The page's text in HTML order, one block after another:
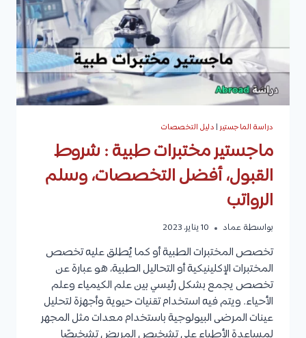
وأفضل
الجامعات
العالمية
والعربية
دراسة الماجستير| دليل التخصصات
ماجستير مختبرات طبية : شروط
القبول، أفضل التخصصات، وسلم
الرواتب
بواسطة عماد 10 يناير، 2023
تخصص المختبرات الطبية أو كما يُطلق عليه تخصص
المختبرات الإكلينيكية أو التحاليل الطبية، هو عبارة عن
تخصص يجمع بشكل رئيسي بين علم الكيمياء وعلم
الأحياء. ويتم فيه استخدام تقنيات حيوية وأجهزة لتحليل
عينات المرضى البيولوجية باستخدام معدات مثل المجهر